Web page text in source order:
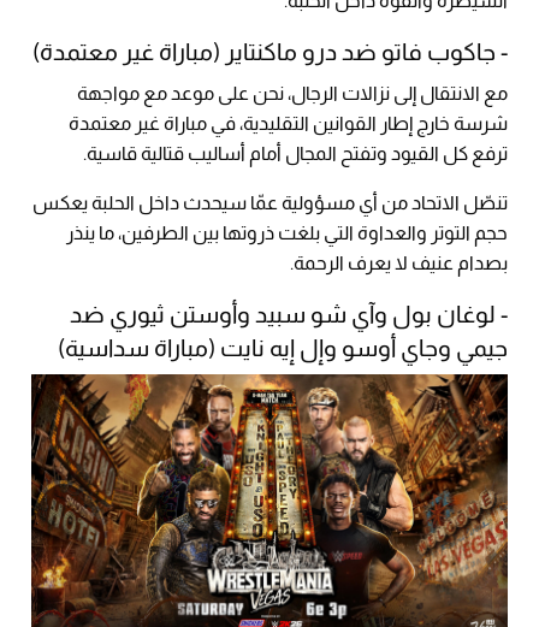
- جاكوب فاتو ضد درو ماكنتاير (مباراة غير معتمدة)
مع الانتقال إلى نزالات الرجال، نحن على موعد مع مواجهة
شرسة خارج إطار القوانين التقليدية، في مباراة غير معتمدة
ترفع كل القيود وتفتح المجال أمام أساليب قتالية قاسية.
تنصّل الاتحاد من أي مسؤولية عمّا سيحدث داخل الحلبة يعكس
حجم التوتر والعداوة التي بلغت ذروتها بين الطرفين، ما ينذر
بصدام عنيف لا يعرف الرحمة.
- لوغان بول وآي شو سبيد وأوستن ثيوري ضد
جيمي وجاي أوسو وإل إيه نايت (مباراة سداسية)